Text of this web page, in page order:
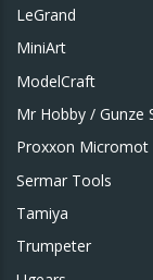
LeGrand
MiniArt
ModelCraft
Mr Hobby / Gunze
Proxxon Micromot
Sermar Tools
Tamiya
Trumpeter